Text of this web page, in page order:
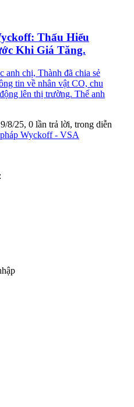
Thấu Hiểu
Khi Giá Tăng.
anh chị, Thành đã chia sẻ
tin về nhân vật CO, chu
lên thị trường. Thế anh
8/25, 0 lần trả lời, trong diễn
Wyckoff - VSA